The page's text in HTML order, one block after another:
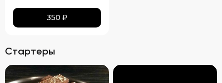
350 ₽
Стартеры